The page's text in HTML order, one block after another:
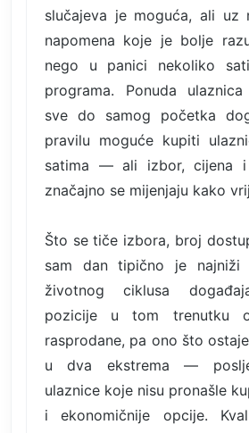
slučajeva je moguća, ali uz
napomena koje je bolje
nego u panici nekoliko
programa. Ponuda
sve do samog početka
pravilu moguće kupiti
satima — ali izbor, cijena i
značajno se mijenjaju kako
Što se tiče izbora, broj
sam dan tipično je najniži
životnog ciklusa
pozicije u tom trenutku
rasprodane, pa ono što
u dva ekstrema —
ulaznice koje nisu pronašle
i ekonomičnije opcije.